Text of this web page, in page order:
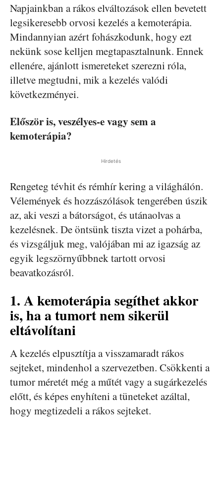
Napjainkban a rákos elváltozások ellen bevetett
legsikeresebb orvosi kezelés a kemoterápia.
Mindannyian azért fohászkodunk, hogy ezt
nekünk sose kelljen megtapasztalnunk. Ennek
ellenére, ajánlott ismereteket szerezni róla,
illetve megtudni, mik a kezelés valódi
következményei.
Először is, veszélyes-e vagy sem a
kemoterápia?
Hirdetés
Rengeteg tévhit és rémhír kering a világhálón.
Vélemények és hozzászólások tengerében úszik
az, aki veszi a bátorságot, és utánaolvas a
kezelésnek. De öntsünk tiszta vizet a pohárba,
és vizsgáljuk meg, valójában mi az igazság az
egyik legszörnyűbbnek tartott orvosi
beavatkozásról.
1. A kemoterápia segíthet akkor
is, ha a tumort nem sikerül
eltávolítani
A kezelés elpusztítja a visszamaradt rákos
sejteket, mindenhol a szervezetben. Csökkenti a
tumor méretét még a műtét vagy a sugárkezelés
előtt, és képes enyhíteni a tüneteket azáltal,
hogy megtizedeli a rákos sejteket.